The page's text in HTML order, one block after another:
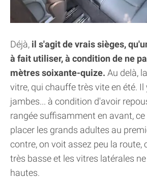
Déjà, il s'agit de vrais sièges,
à fait utiliser, à condition de ne
mètres soixante-quize. Au delà,
vitre, qui chauffe très vite en été. Il
jambes... à condition d'avoir
rangée suffisamment en avant,
placer les grands adultes au
contre, on voit assez peu la route,
très basse et les vitres latérales
hautes.